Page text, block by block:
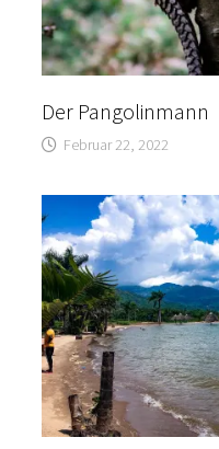
Der Pangolinmann
Februar 22, 2022